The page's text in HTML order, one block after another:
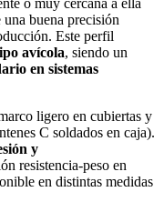
o muy cercana a ella
buena precisión
Este perfil
avícola, siendo un
en sistemas
ligero en cubiertas y
C soldados en caja).
y
resistencia-peso en
en distintas medidas